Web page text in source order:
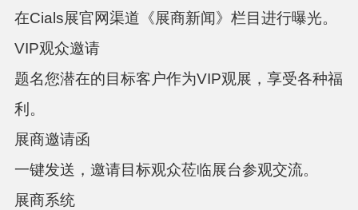
在Cials展官网渠道《展商新闻》栏目进行曝光。
VIP观众邀请
题名您潜在的目标客户作为VIP观展，享受各种福
利。
展商邀请函
一键发送，邀请目标观众莅临展台参观交流。
展商系统